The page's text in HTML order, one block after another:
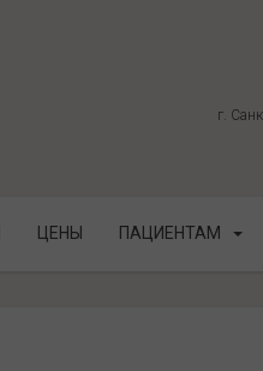
г.
ЦЕНЫ ПАЦИЕНТАМ